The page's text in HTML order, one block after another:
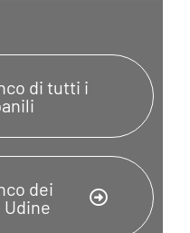
di tutti i
dei